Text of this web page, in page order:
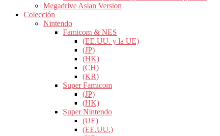
Megadrive Asian Version
Colección
Nintendo
Famicom & NES
(EE.UU. y la UE)
(JP)
(HK)
(CH)
(KR)
Super Famicom
(JP)
(HK)
Super Nintendo
(UE)
(EE.UU.)